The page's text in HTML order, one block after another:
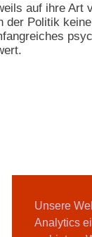
Unsere
Analytics
auf ihre Art
der Politik